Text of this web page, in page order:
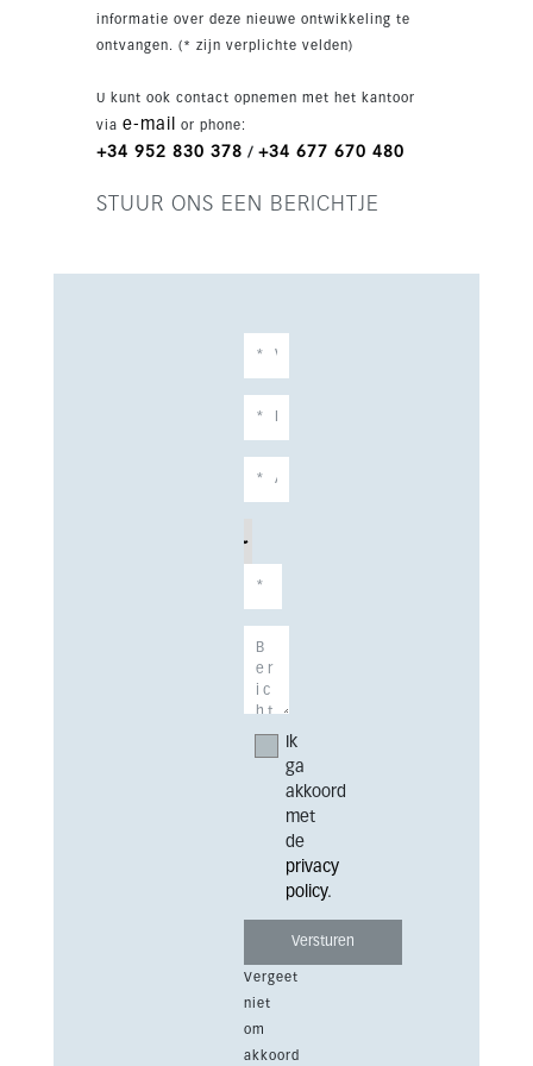
dicht bij voorzieningen, golf en de kust, met
goede verbindingen naar Marbella, Puerto
informatie over deze nieuwe ontwikkeling te
ontvangen. (* zijn verplichte velden)
U kunt ook contact opnemen met het kantoor
via e-mail or phone:
+34 952 830 378 / +34 677 670 480
STUUR ONS EEN BERICHTJE
Ik
ga
akkoord
met
de
privacy
policy.
Vergeet
niet
om
akkoord